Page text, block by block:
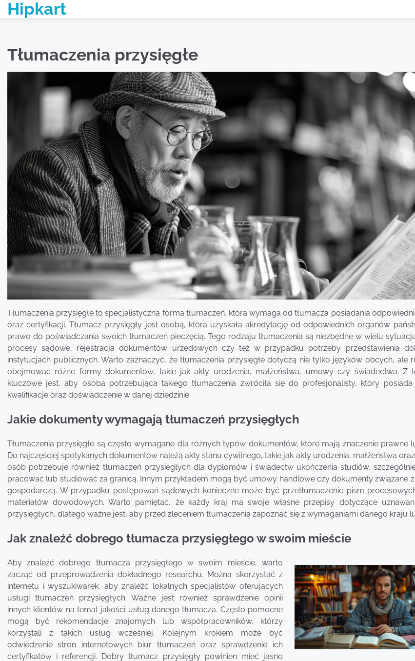
SkipHipkart
Tłumaczenia przysięgłe
Tłumaczenia przysięgłe to specjalistyczna forma tłumaczeń, która wymaga od tłumacza posiadania
oraz certyfikacji. Tłumacz przysięgły jest osobą, która uzyskała akredytację od odpowiednich organów
prawo do poświadczania swoich tłumaczeń pieczęcią. Tego rodzaju tłumaczenia są niezbędne w wielu
procesy sądowe, rejestracja dokumentów urzędowych czy też w przypadku potrzeby przedstawienia
instytucjach publicznych. Warto zaznaczyć, że tłumaczenia przysięgłe dotyczą nie tylko języków obcych, ale
obejmować różne formy dokumentów, takie jak akty urodzenia, małżeństwa, umowy czy świadectwa. Z
kluczowe jest, aby osoba potrzebująca takiego tłumaczenia zwróciła się do profesjonalisty, który
kwalifikacje oraz doświadczenie w danej dziedzinie.
Jakie dokumenty wymagają tłumaczeń przysięgłych
Tłumaczenia przysięgłe są często wymagane dla różnych typów dokumentów, które mają znaczenie prawne
Do najczęściej spotykanych dokumentów należą akty stanu cywilnego, takie jak akty urodzenia, małżeństwa
osób potrzebuje również tłumaczeń przysięgłych dla dyplomów i świadectw ukończenia studiów,
pracować lub studiować za granicą. Innym przykładem mogą być umowy handlowe czy dokumenty związane z
gospodarczą. W przypadku postępowań sądowych konieczne może być przetłumaczenie pism
materiałów dowodowych. Warto pamiętać, że każdy kraj ma swoje własne przepisy dotyczące
przysięgłych, dlatego ważne jest, aby przed zleceniem tłumaczenia zapoznać się z wymaganiami danego kraju
Jak znaleźć dobrego tłumacza przysięgłego w swoim mieście
Aby znaleźć dobrego tłumacza przysięgłego w swoim mieście, warto
zacząć od przeprowadzenia dokładnego researchu. Można skorzystać z
internetu i wyszukiwarek, aby znaleźć lokalnych specjalistów oferujących
usługi tłumaczeń przysięgłych. Ważne jest również sprawdzenie opinii
innych klientów na temat jakości usług danego tłumacza. Często pomocne
mogą być rekomendacje znajomych lub współpracowników, którzy
korzystali z takich usług wcześniej. Kolejnym krokiem może być
odwiedzenie stron internetowych biur tłumaczeń oraz sprawdzenie ich
certyfikatów i referencji. Dobry tłumacz przysięgły powinien mieć jasno